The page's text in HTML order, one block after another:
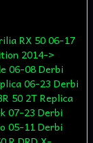
RX 50 06-17
2014->
06-08 Derbi
06-23 Derbi
50 2T Replica
07-23 Derbi
05-11 Derbi